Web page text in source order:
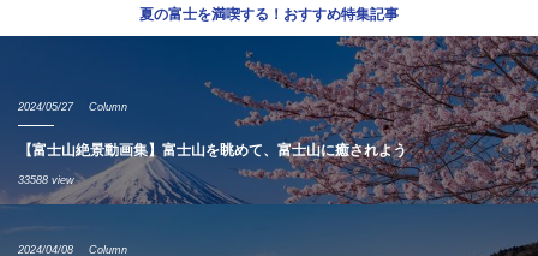
夏の富士を満喫する！おすすめ特集記事
2024/05/27 Column
【富士山絶景動画集】富士山を眺めて、富士山に癒されよう
33588 view
2024/04/08 Column